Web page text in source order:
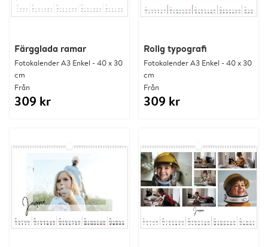
Färgglada ramar
Fotokalender A3 Enkel - 40 x 30
cm
Från
309 kr
Rolig typografi
Fotokalender A3 Enkel - 40 x 30
cm
Från
309 kr